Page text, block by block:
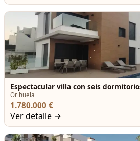
Espectacular villa con seis
Orihuela
1.780.000 €
Ver detalle →